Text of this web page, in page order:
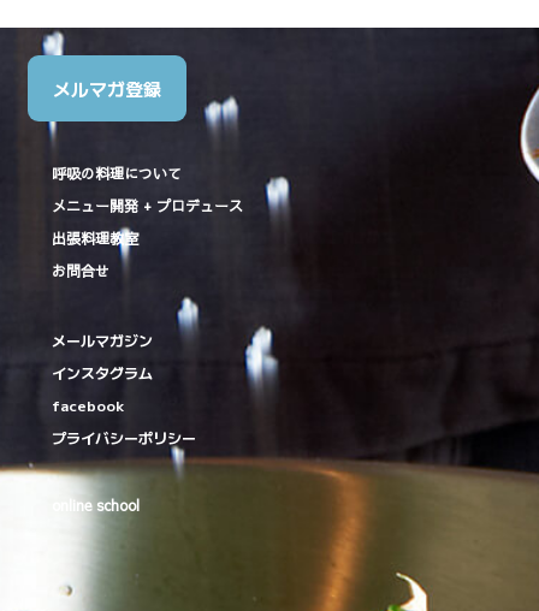
メルマガ登録
呼吸の料理について
メニュー開発 + プロデュース
出張料理教室
お問合せ
メールマガジン
インスタグラム
facebook
プライバシーポリシー
online school